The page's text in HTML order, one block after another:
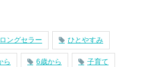
ロングセラー ひとやすみ
ら 6歳から 子育て